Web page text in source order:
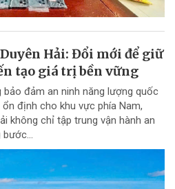
Hải: Đổi mới để giữ
tạo giá trị bền vững
đảm an ninh năng lượng quốc
định cho khu vực phía Nam,
không chỉ tập trung vận hành an